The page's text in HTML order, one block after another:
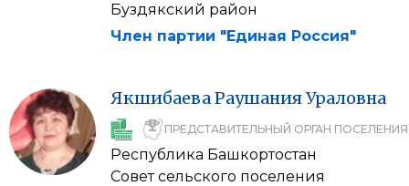
Буздякский район
Член партии "Единая Россия"
ЯкшибаеваРаушанияУраловна
ПРЕДСТАВИТЕЛЬНЫЙ ОРГАН ПОСЕЛЕНИЯ
Республика Башкортостан
Совет сельского поселения